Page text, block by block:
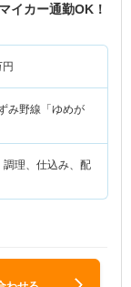
イカー通勤OK！
み野線「ゆめが
調理、仕込み、配